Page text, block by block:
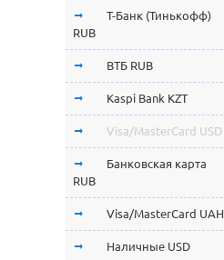
Т-Банк (Тинькофф)
RUB
ВТБ RUB
Kaspi Bank KZT
Visa/MasterCard USD
Банковская карта
RUB
Visa/MasterCard UAH
Наличные USD